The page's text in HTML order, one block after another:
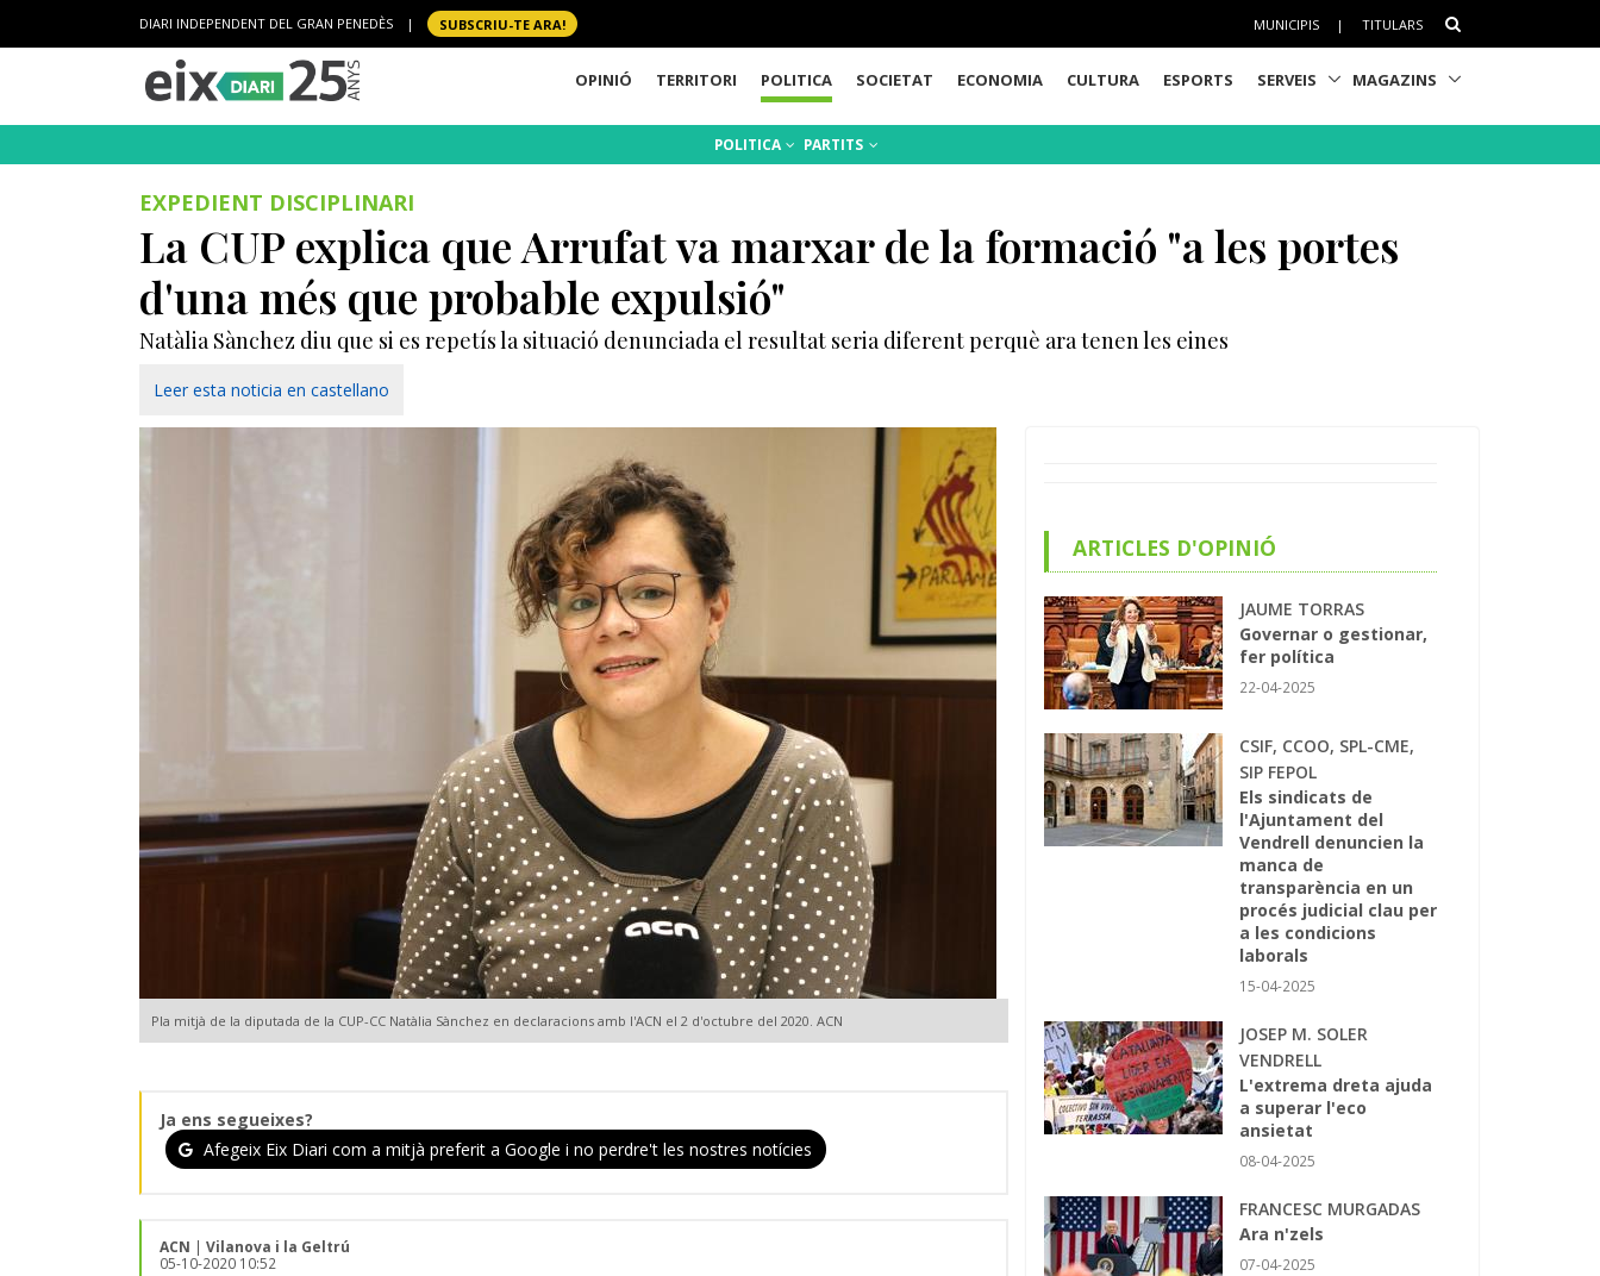
DIARI INDEPENDENT DEL GRAN PENEDÈS | SUBSCRIU-TE ARA! MUNICIPIS | TITULARS
OPINIÓ TERRITORI POLITICA SOCIETAT ECONOMIA CULTURA ESPORTS SERVEIS MAGAZINS
POLITICA PARTITS
EXPEDIENT DISCIPLINARI
La CUP explica que Arrufat va marxar de la formació "a les portes
d'una més que probable expulsió"
Natàlia Sànchez diu que si es repetís la situació denunciada el resultat seria diferent perquè ara tenen les eines
Leer esta noticia en castellano
Pla mitjà de la diputada de la CUP-CC Natàlia Sànchez en declaracions amb l'ACN el 2 d'octubre del 2020. ACN
Ja ens segueixes?
Afegeix Eix Diari com a mitjà preferit a Google i no perdre't les nostres notícies
ACN | Vilanova i la Geltrú
05-10-2020 10:52
ARTICLES D'OPINIÓ
JAUME TORRAS
Governar o gestionar,
fer política
22-04-2025
CSIF, CCOO, SPL-CME,
SIP FEPOL
Els sindicats de
l'Ajuntament del
Vendrell denuncien la
manca de
transparència en un
procés judicial clau per
a les condicions
laborals
15-04-2025
JOSEP M. SOLER
VENDRELL
L'extrema dreta ajuda
a superar l'eco
ansietat
08-04-2025
FRANCESC MURGADAS
Ara n'zels
07-04-2025